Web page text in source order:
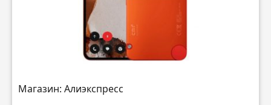
Магазин: Алиэкспресс